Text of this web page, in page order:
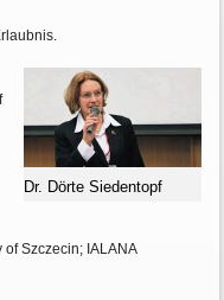
Dr. Dörte Siedentopf
of Szczecin; IALANA